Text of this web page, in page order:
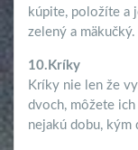
kúpite, položíte a
zelený a mäkučký.
10.Kríky
Kríky nie len že
dvoch, môžete
nejakú dobu, kým